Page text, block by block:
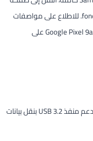
Samsung Galaxy A56 على fonereview.com. للاطلاع على مواصفات
Google Pixel 9a كاملةً، انتقل إلى صفحة Google Pixel 9a على
يدعم منفذ USB 3.2 بنقل بيانات